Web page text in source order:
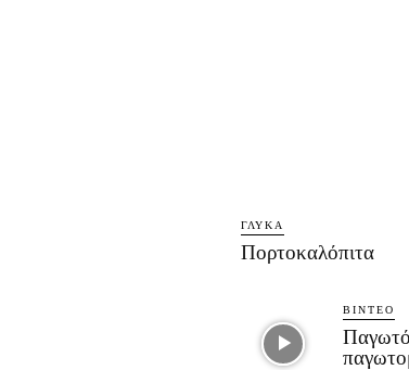
ΓΛΥΚΆ
Πορτοκαλόπιτα
ΒΊΝΤΕΟ